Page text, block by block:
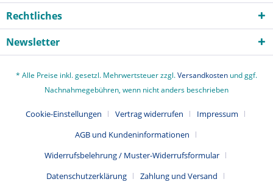
Rechtliches
Newsletter
* Alle Preise inkl. gesetzl. Mehrwertsteuer zzgl.Versandkosten und ggf.
Nachnahmegebühren, wenn nicht anders beschrieben
Cookie-Einstellungen Vertrag widerrufen
Impressum
AGB und Kundeninformationen
Widerrufsbelehrung / Muster-Widerrufsformular
Datenschutzerklärung
Zahlung und Versand